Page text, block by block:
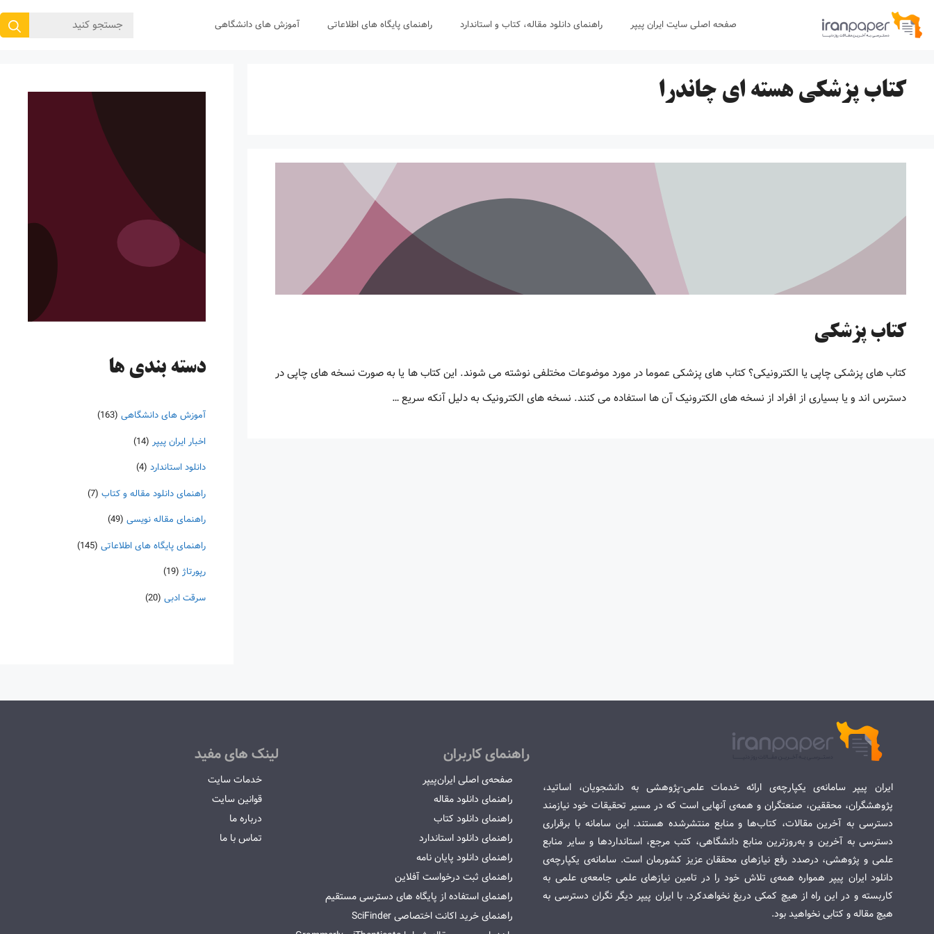
پرش
صفحه اصلی سایت ایران پیپر راهنمای دانلود مقاله، کتاب و استاندارد راهنمای پایگاه های اطلاعاتی آموزش های دانشگاهی
جستجوی
کتاب پزشکی هسته ای چاندرا
کتاب پزشکی
کتاب های پزشکی چاپی یا الکترونیکی؟ کتاب های پزشکی عموما در مورد موضوعات مختلفی نوشته می شوند. این کتاب ها یا به صورت نسخه های چاپی در
دسترس اند و یا بسیاری از افراد از نسخه های الکترونیک آن ها استفاده می کنند. نسخه های الکترونیک به دلیل آنکه سریع …
دسته‌ بندی ها
آموزش های دانشگاهی (163)
اخبار ایران پیپر (14)
دانلود استاندارد (4)
راهنمای دانلود مقاله و کتاب (7)
راهنمای مقاله نویسی (49)
راهنمای پایگاه های اطلاعاتی (145)
رپورتاژ (19)
سرقت ادبی (20)
ایران پیپر سامانه‌ی یکپارچه‌ی ارائه خدمات علمی-پژوهشی به دانشجویان، اساتید،
پژوهشگران، محققین، صنعتگران و همه‌ی آنهایی است که در مسیر تحقیقات خود نیازمند
دسترسی به آخرین مقالات، کتاب‌ها و منابع منتشرشده هستند. این سامانه با برقراری
دسترسی به آخرین و به‌روزترین منابع دانشگاهی، کتب مرجع، استانداردها و سایر منابع
علمی و پژوهشی، درصدد رفع نیازهای محققان عزیز کشورمان است. سامانه‌ی یکپارچه‌ی
دانلود ایران پیپر همواره همه‌ی تلاش خود را در تامین نیازهای علمی جامعه‌ی علمی به
کاربسته و در این راه از هیچ کمکی دریغ نخواهدکرد. با ایران پیپر دیگر نگران دسترسی به
هیچ مقاله و کتابی نخواهید بود.
راهنمای کاربران
صفحه‌ی اصلی ایران‌پیپر
راهنمای دانلود مقاله
راهنمای دانلود کتاب
راهنمای دانلود استاندارد
راهنمای دانلود پایان نامه
راهنمای ثبت درخواست آفلاین
راهنمای استفاده از پایگاه های دسترسی مستقیم
راهنمای خرید اکانت اختصاصی SciFinder
لینک های مفید
خدمات سایت
قوانین سایت
درباره ما
تماس با ما